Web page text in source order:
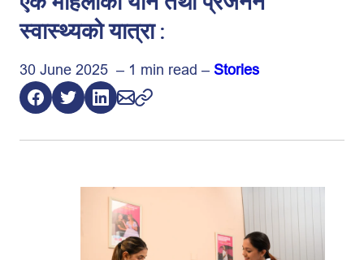
स्वास्थ्यको यात्रा :
30 June 2025 – 1 min read – Stories